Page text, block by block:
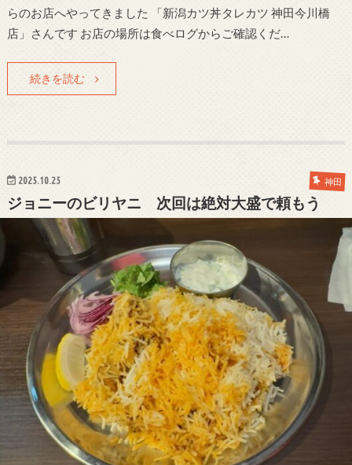
らのお店へやってきました 「新潟カツ丼タレカツ 神田今川橋
店」さんです お店の場所は食べログからご確認くだ…
続きを読む
2025.10.25 神田
ジョニーのビリヤニ 次回は絶対大盛で頼もう